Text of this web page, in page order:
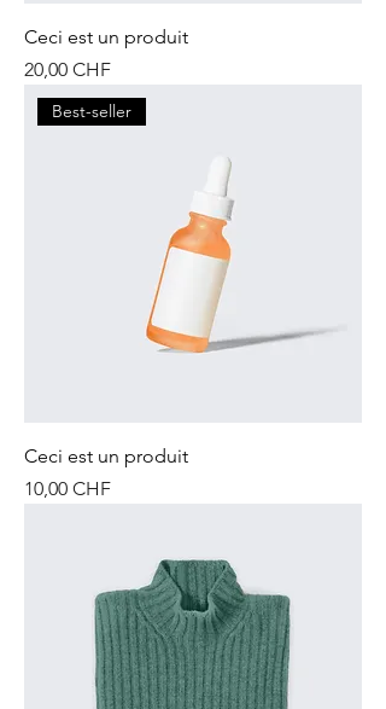
Ceci est un produit
Prix
20,00 CHF
Best-seller
Ceci est un produit
Prix
10,00 CHF